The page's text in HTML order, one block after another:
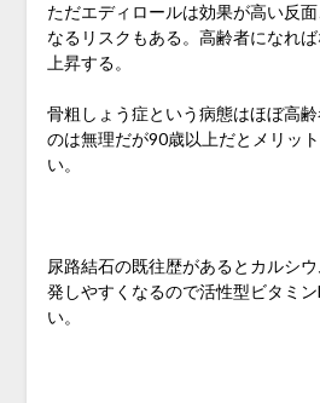
ただエディロールは効果が高い反
なるリスクもある。高齢者になれ
上昇する。
骨粗しょう症という病態はほぼ高
のは無理だが90歳以上だとメリッ
い。
尿路結石の既往歴があるとカルシ
発しやすくなるので活性型ビタミ
い。